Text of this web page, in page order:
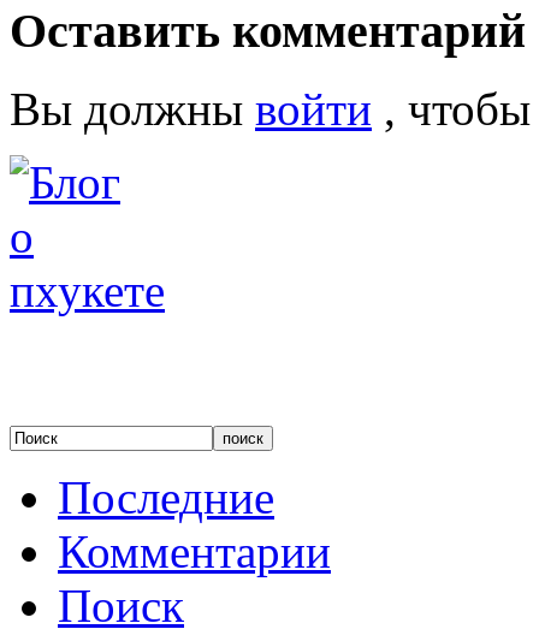
Оставить комментарий
Вы должны войти ,
Последние
Комментарии
Поиск